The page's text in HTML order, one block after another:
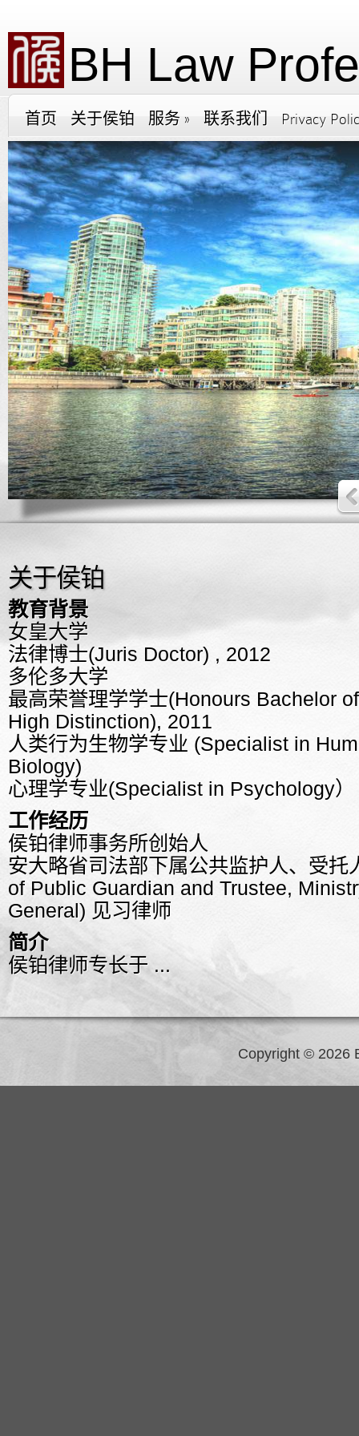
BH Law
首页 关于侯铂 服务 » 联系我们 Privacy
关于侯铂
教育背景
女皇大学
法律博士(Juris Doctor) , 2012
多伦多大学
最高荣誉理学学士(Honours Bachelor
High Distinction), 2011
人类行为生物学专业 (Specialist in
Biology)
心理学专业(Specialist in Psychology）
工作经历
侯铂律师事务所创始人
安大略省司法部下属公共监护人、受托
of Public Guardian and Trustee,
General) 见习律师
简介
侯铂律师专长于 ...
Copyright © 2026